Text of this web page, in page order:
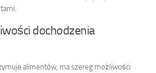
dochodzenia
alimentów, ma szereg możliwości